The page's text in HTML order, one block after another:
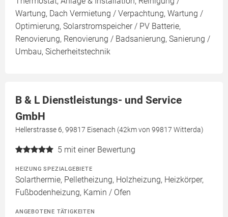
Wartung, Dach Vermietung / Verpachtung, Wartung /
Optimierung, Solarstromspeicher / PV Batterie,
Renovierung, Renovierung / Badsanierung, Sanierung /
Umbau, Sicherheitstechnik
B & L Dienstleistungs- und Service
GmbH
Hellerstrasse 6, 99817 Eisenach (42km von 99817 Witterda)
5 mit einer Bewertung
HEIZUNG SPEZIALGEBIETE
Solarthermie, Pelletheizung, Holzheizung, Heizkörper,
Fußbodenheizung, Kamin / Ofen
ANGEBOTENE TÄTIGKEITEN